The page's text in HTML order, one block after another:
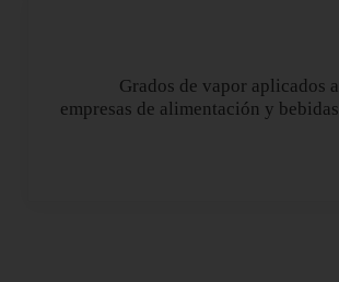
Grados de vapor aplicados a
empresas de alimentación y bebidas